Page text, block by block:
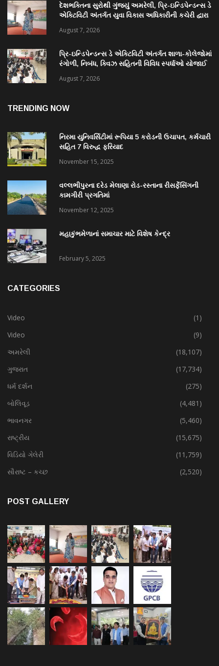
દેશભક્તિના સુરોથી ગુંજ્યું અમરેલી, પ્રિ-ઇન્ડિપેન્ડન્સ ડે
એક્ટિવિટી અંતર્ગત યુવા વિકાસ અધિકારીની કચેરી દ્વારા
August 7, 2026
પ્રિ-ઇન્ડિપેન્ડન્સ ડે એક્ટિવિટી અંતર્ગત શાળા-કોલેજોમાં
રંગોળી, નિબંધ, ક્વિઝ સહિતની વિવિધ સ્પર્ધાઓ યોજાઈ
August 7, 2026
TRENDING NOW
નિરમા યુનિવર્સિટીમાં રૂપિયા 5 કરોડની ઉચાપત, કર્મચારી
સહિત 7 વિરુદ્ધ ફરિયાદ
November 15, 2025
વલ્લભીપુરના દરેડ મેલાણા રોડ-રસ્તાના રીસર્ફેસિંગની
કામગીરી પ્રગતિમાં
November 12, 2025
મહાકુંભમેળાનાં સમાચાર માટે વિશેષ કેન્દ્ર
February 5, 2025
CATEGORIES
Video
(1)
Video
(9)
અમરેલી
(18,107)
ગુજરાત
(17,734)
ધર્મ દર્શન
(275)
બોલિવૂડ
(4,481)
ભાવનગર
(5,460)
રાષ્ટ્રીય
(15,675)
વિડિયો ગેલેરી
(11,759)
સૌરાષ્ટ – કચ્છ
(2,520)
POST GALLERY